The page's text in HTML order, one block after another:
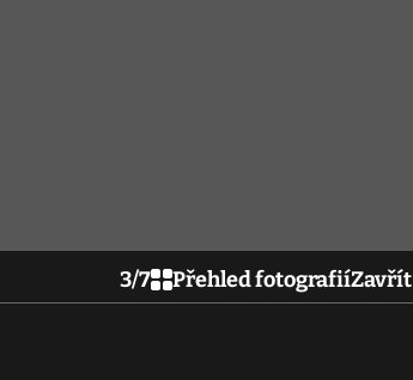
3/7 Přehled fotografiíZavřít